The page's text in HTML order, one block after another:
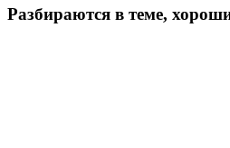
Разбираются в теме,